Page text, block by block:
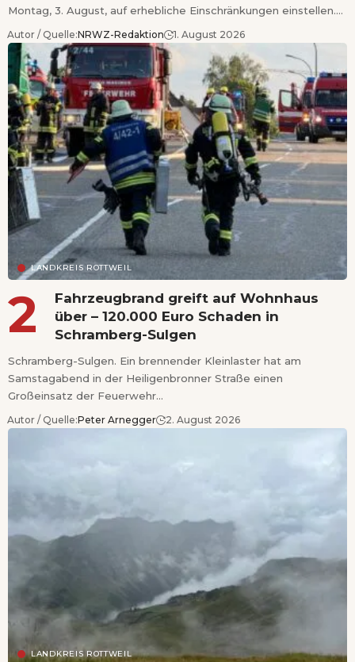
Montag, 3. August, auf erhebliche Einschränkungen einstellen.…
Autor / Quelle:NRWZ-Redaktion 1. August 2026
LANDKREIS ROTTWEIL
Fahrzeugbrand greift auf Wohnhaus
über – 120.000 Euro Schaden in
Schramberg-Sulgen
Schramberg-Sulgen. Ein brennender Kleinlaster hat am
Samstagabend in der Heiligenbronner Straße einen
Großeinsatz der Feuerwehr…
Autor / Quelle:Peter Arnegger 2. August 2026
LANDKREIS ROTTWEIL